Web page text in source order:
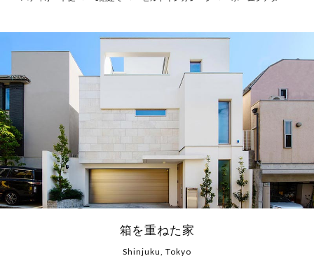
箱を重ねた家
Shinjuku, Tokyo